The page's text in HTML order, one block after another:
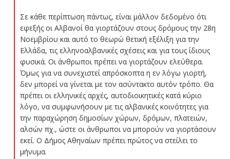
Σε κάθε περίπτωση πάντως, είναι μάλλον δεδομένο ότι
εφεξής οι Αλβανοί θα γιορτάζουν στους δρόμους την 28η
Νοεμβρίου και αυτό το θεωρώ θετική εξέλιξη για την
Ελλάδα, τις ελληνοαλβανικές σχέσεις και για τους ίδιους
φυσικά. Οι άνθρωποι πρέπει να γιορτάζουν ελεύθερα.
Όμως για να συνεχιστεί απρόσκοπτα η εν λόγω γιορτή,
δεν μπορεί να γίνεται με τον ασύντακτο αυτόν τρόπο. Θα
πρέπει οι ελληνικές αρχές, αυτοδιοικητικές κατά κύριο
λόγο, να συμφωνήσουν με τις αλβανικές κοινότητες για
την παραχώρηση δημοσίων χώρων, δρόμων, πλατειών,
αλσών πχ., ώστε οι άνθρωποι να μπορούν να γιορτάσουν
εκεί. Ο Δήμος Αθηναίων πρέπει πρώτος να στείλει το
μήνυμα.